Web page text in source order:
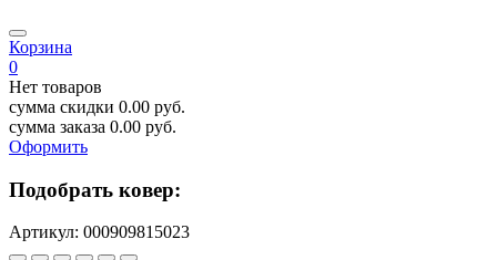
Корзина
0
Нет товаров
сумма скидки 0.00 руб.
сумма заказа 0.00 руб.
Оформить
Подобрать ковер:
Артикул: 000909815023